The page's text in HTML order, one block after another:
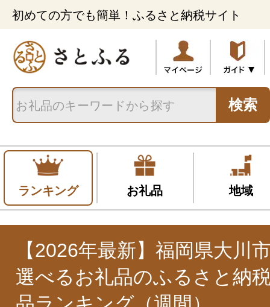
初めての方でも簡単！ふるさと納税サイト
検索
ランキング お礼品 地域
【2026年最新】福岡県大川
選べるお礼品のふるさと納